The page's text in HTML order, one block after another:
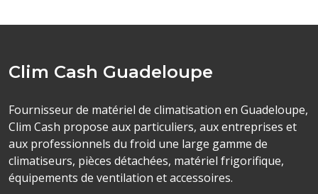
Clim Cash Guadeloupe
Fournisseur de matériel de climatisation en Guadeloupe,
Clim Cash propose aux particuliers, aux entreprises et
aux professionnels du froid une large gamme de
climatiseurs, pièces détachées, matériel frigorifique,
équipements de ventilation et accessoires.